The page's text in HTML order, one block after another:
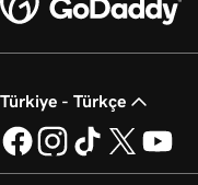
Türkiye - Türkçe